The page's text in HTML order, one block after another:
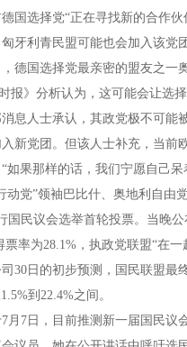
国选择党“正在寻找新的合作
牙利青民盟可能也会加入该党
德国选择党最亲密的盟友之一
报》分析认为，这可能会让选
息人士承认，其政党极不可能
新党团。但该人士补充，当
如果那样的话，我们宁愿自己呆
动党”领袖巴比什、奥地利自由
国民议会选举首轮投票。当晚
票率为28.1%，执政党联盟“在一
30日的初步预测，国民联盟最
到22.4%之间。
月7日，目前推测新一届国民议